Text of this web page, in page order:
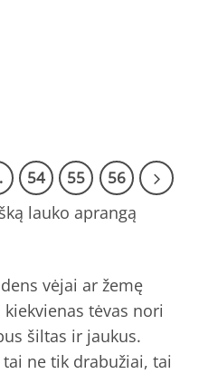
54 55 56
lauko aprangą
vėjai ar žemę
tėvas nori
šiltas ir jaukus.
ne tik drabužiai, tai